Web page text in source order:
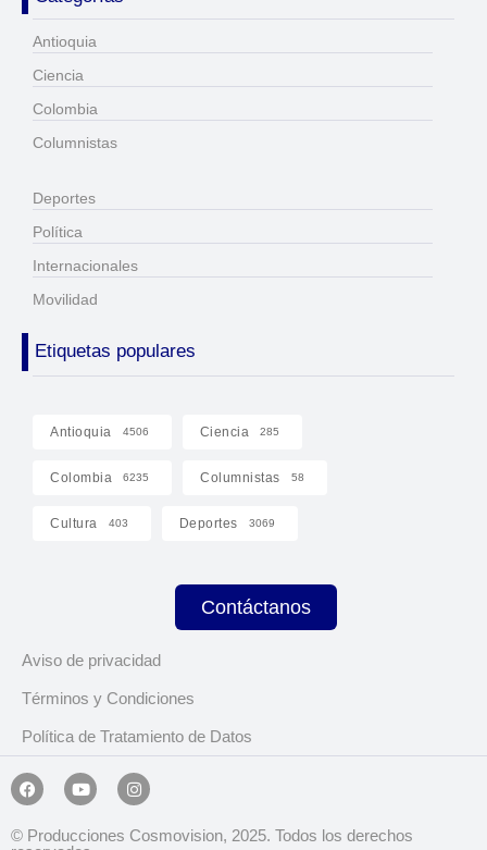
Antioquia
Ciencia
Colombia
Columnistas
Deportes
Política
Internacionales
Movilidad
Etiquetas populares
Antioquia 4506 Ciencia 285
Colombia 6235 Columnistas 58
Cultura 403 Deportes 3069
Contáctanos
Aviso de privacidad
Términos y Condiciones
Política de Tratamiento de Datos
© Producciones Cosmovision, 2025. Todos los derechos